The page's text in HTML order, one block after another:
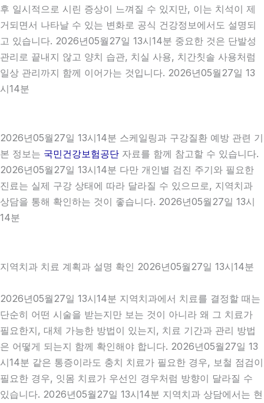
후 일시적으로 시린 증상이 느껴질 수 있지만, 이는 치석이 제
거되면서 나타날 수 있는 변화로 공식 건강정보에서도 설명되
고 있습니다. 2026년05월27일 13시14분 중요한 것은 단발성
관리로 끝내지 않고 양치 습관, 치실 사용, 치간칫솔 사용처럼
일상 관리까지 함께 이어가는 것입니다. 2026년05월27일 13
시14분
2026년05월27일 13시14분 스케일링과 구강질환 예방 관련 기
본 정보는 국민건강보험공단 자료를 함께 참고할 수 있습니다.
2026년05월27일 13시14분 다만 개인별 검진 주기와 필요한
진료는 실제 구강 상태에 따라 달라질 수 있으므로, 지역치과
상담을 통해 확인하는 것이 좋습니다. 2026년05월27일 13시
14분
지역치과 치료 계획과 설명 확인 2026년05월27일 13시14분
2026년05월27일 13시14분 지역치과에서 치료를 결정할 때는
단순히 어떤 시술을 받는지만 보는 것이 아니라 왜 그 치료가
필요한지, 대체 가능한 방법이 있는지, 치료 기간과 관리 방법
은 어떻게 되는지 함께 확인해야 합니다. 2026년05월27일 13
시14분 같은 통증이라도 충치 치료가 필요한 경우, 보철 점검이
필요한 경우, 잇몸 치료가 우선인 경우처럼 방향이 달라질 수
있습니다. 2026년05월27일 13시14분 지역치과 상담에서는 현